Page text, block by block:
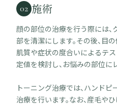
02 施術
顔の部位の治療を行う際には、
部を清潔にします。その後、目
肌質や症状の度合いによるテ
定値を検討し、お悩みの部位に
トーニング治療では、ハンド
治療を行います。なお、産毛や